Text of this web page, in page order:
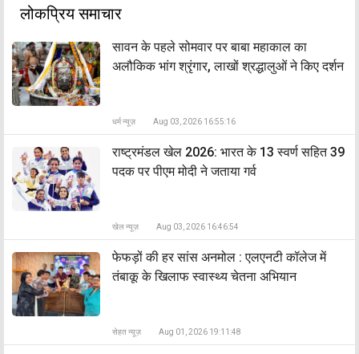
लोकप्रिय समाचार
सावन के पहले सोमवार पर बाबा महाकाल का
अलौकिक भांग श्रृंगार, लाखों श्रद्धालुओं ने किए दर्शन
धर्म न्यूज़ Aug 03, 2026 16:55:16
राष्ट्रमंडल खेल 2026: भारत के 13 स्वर्ण सहित 39
पदक पर पीएम मोदी ने जताया गर्व
खेल न्यूज़ Aug 03, 2026 16:46:54
फेफड़ों की हर सांस अनमोल : एलएनटी कॉलेज में
तंबाकू के खिलाफ स्वास्थ्य चेतना अभियान
सेहत न्यूज़ Aug 01, 2026 19:11:48